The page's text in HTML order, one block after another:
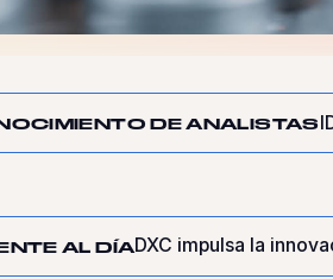
DE ANALISTAS
AL DÍA DXC impulsa la